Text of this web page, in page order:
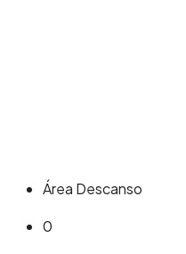
Área Descanso
0